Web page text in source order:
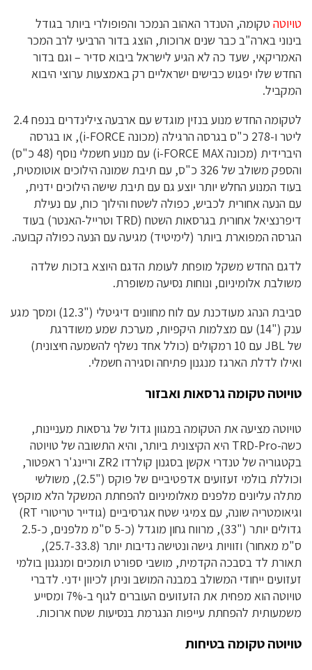
טויוטה טקומה, הטנדר האהוב הנמכר והפופולרי ביותר בגודל
בינוני בארה"ב כבר שנים ארוכות, הוצג בדור הרביעי לרב המכר
האמריקאי, שעד כה לא הגיע לישראל ביבוא סדיר – וגם בדור
החדש שלו יפגוש כבישים ישראליים רק באמצעות ערוצי היבוא
המקביל.
לטקומה החדש מנוע בנזין מוגדש עם ארבעה צילינדרים בנפח 2.4
ליטר ו-278 כ"ס בגרסה הרגילה (מכונה
i-FORCE), או בגרסה
היברידית (מכונהi-FORCE MAX
) עם מנוע חשמלי נוסף (48 כ"ס)
והספק משולב של 326 כ"ס, עם תיבת שמונה הילוכים אוטומטית,
בעוד המנוע החלש יותר יוצע גם עם תיבת שישה הילוכים ידנית,
עם הנעה אחורית לכביש, כפולה לשטח והילוך כוח, עם נעילת
דיפרנציאל אחורית בגרסאות השטח (TRD וטרייל-האנטר) בעוד
הגרסה המפוארת ביותר (לימיטיד) מגיעה עם הנעה כפולה קבועה.
לדגם החדש משקל מופחת לעומת הדגם היוצא בזכות שלדה
משולבת אלומיניום, ונוחות נסיעה משופרת.
סביבת הנהג מעודכנת עם לוח מחוונים דיגיטלי ("12.3) ומסך מגע
ענק ("14) עם מצלמות היקפיות, מערכת שמע משודרגת
שלJBL
עם 10 רמקולים (כולל אחד נשלף להשמעה חיצונית)
ואילו לדלת הארגז מנגנון פתיחה וסגירה חשמלי.
טויוטה טקומה גרסאות ואבזור
טויוטה מציעה את הטקומה במגוון גדול של גרסאות מעניינות,
כשה-TRD-Pro היא הקיצונית ביותר, והיא התשובה של טויוטה
בקטגוריה של טנדרי אקשן בסגנון קולרדו ZR2 וריינג'ר ראפטור,
וכוללת בולמי זעזועים אדפטיביים של פוקס ("2.5), משולשי
מתלה עליונים מלפנים מאלומיניום להפחתת המשקל הלא מוקפץ
וגיאומטריה שונה, עם צמיגי שטח אגרסיביים (גודייר טריטורי RT
)
גדולים יותר ("33), מרווח גחון מוגדל (כ-5 ס"מ מלפנים, כ-2.5
ס"מ מאחור) וזוויות גישה ונטישה נדיבות יותר (25.7-33.8),
תאורת לד בסבכה הקדמית, מושבי ספורט תומכים ומנגנון בולמי
זעזועים ייחודי המשולב במבנה המושב וניתן לכיוון ידני. לדברי
טויוטה הוא מפחית את הזעזועים העוברים לגוף ב-7% ומסייע
משמעותית להפחתת עייפות הנגרמת בנסיעות שטח ארוכות.
טויוטה טקומה בטיחות